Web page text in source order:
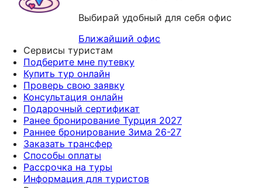
Выбирай удобный для себя офис
Ближайший офис
Сервисы туристам
Подберите мне путевку
Купить тур онлайн
Проверь свою заявку
Консультация онлайн
Подарочный сертификат
Ранее бронирование Турция 2027
Раннее бронирование Зима 26-27
Заказать трансфер
Способы оплаты
Рассрочка на туры
Информация для туристов